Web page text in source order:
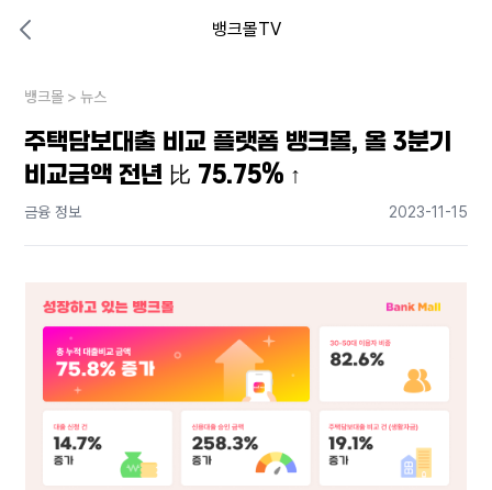
뱅크몰TV
내 상황엔 어떤 방법이 있을까?
뱅크몰 >뉴스
주택담보대출 비교 플랫폼 뱅크몰, 올 3분기
비교금액 전년 比 75.75% ↑
금융 정보 2023-11-15